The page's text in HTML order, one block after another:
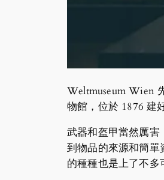
Weltmuseum Wien
物館，位於 1876 建
武器和盔甲當然厲
到物品的來源和簡
的種種也是上了不多